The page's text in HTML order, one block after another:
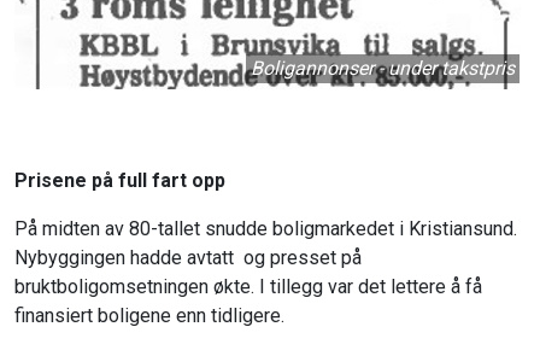
Boligannonser - under takstpris
Prisene på full fart opp
På midten av 80-tallet snudde boligmarkedet i Kristiansund.
Nybyggingen hadde avtatt og presset på
bruktboligomsetningen økte. I tillegg var det lettere å få
finansiert boligene enn tidligere.